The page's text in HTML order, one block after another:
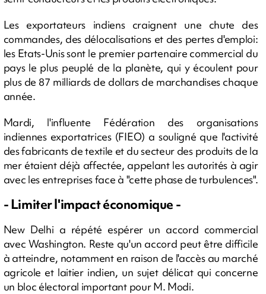
Les exportateurs indiens craignent une chute des
commandes, des délocalisations et des pertes d'emploi:
les Etats-Unis sont le premier partenaire commercial du
pays le plus peuplé de la planète, qui y écoulent pour
plus de 87 milliards de dollars de marchandises chaque
année.
Mardi, l'influente Fédération des organisations
indiennes exportatrices (FIEO) a souligné que l'activité
des fabricants de textile et du secteur des produits de la
mer étaient déjà affectée, appelant les autorités à agir
avec les entreprises face à "cette phase de turbulences".
- Limiter l'impact économique -
New Delhi a répété espérer un accord commercial
avec Washington. Reste qu'un accord peut être difficile
à atteindre, notamment en raison de l'accès au marché
agricole et laitier indien, un sujet délicat qui concerne
un bloc électoral important pour M. Modi.